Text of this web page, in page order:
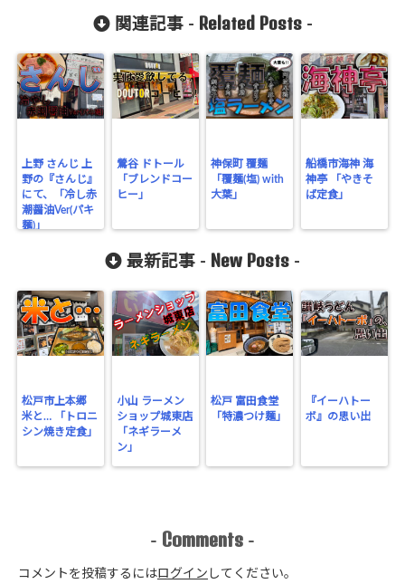
関連記事 - Related Posts-
上野 さんじ 上
野の『さんじ』
にて、「冷し赤
潮醤油Ver(パキ
麺)」
鶯谷 ドトール
「ブレンドコー
ヒー」
神保町 覆麺
「覆麺(塩) with
大葉」
船橋市海神 海
神亭 「やきそ
ば定食」
最新記事 - New Posts -
松戸市上本郷
米と… 「トロニ
シン焼き定食」
小山 ラーメン
ショップ城東店
「ネギラーメ
ン」
松戸 富田食堂
「特濃つけ麺」
『イーハトー
ボ』の思い出
- Comments -
コメントを投稿するには ログイン してください。